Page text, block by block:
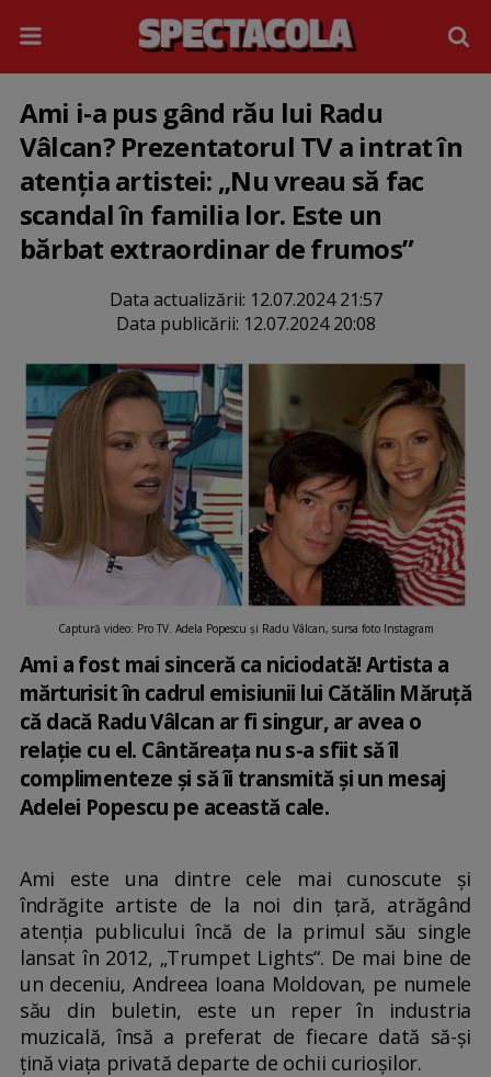
Ami i-a pus gând rău lui Radu
Vâlcan? Prezentatorul TV a intrat în
atenția artistei: „Nu vreau să fac
scandal în familia lor. Este un
bărbat extraordinar de frumos”
Data actualizării: 12.07.2024 21:57
Data publicării: 12.07.2024 20:08
Captură video: Pro TV. Adela Popescu și Radu Vâlcan, sursa foto Instagram
Ami a fost mai sinceră ca niciodată! Artista a
mărturisit în cadrul emisiunii lui Cătălin Măruță
că dacă Radu Vâlcan ar fi singur, ar avea o
relație cu el. Cântăreața nu s-a sfiit să îl
complimenteze și să îi transmită și un mesaj
Adelei Popescu pe această cale.
Ami este una dintre cele mai cunoscute și
îndrăgite artiste de la noi din țară, atrăgând
atenția publicului încă de la primul său single
lansat în 2012, „Trumpet Lights“. De mai bine de
un deceniu, Andreea Ioana Moldovan, pe numele
său din buletin, este un reper în industria
muzicală, însă a preferat de fiecare dată să-și
țină viața privată departe de ochii curioșilor.